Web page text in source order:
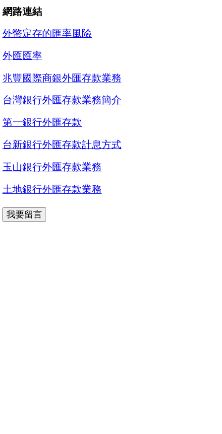
網路連結
外幣定存的匯率風險
外匯匯率
兆豐國際商銀外匯存款業務
台灣銀行外匯存款業務簡介
第一銀行外匯存款
台新銀行外匯存款計息方式
玉山銀行外匯存款業務
土地銀行外匯存款業務